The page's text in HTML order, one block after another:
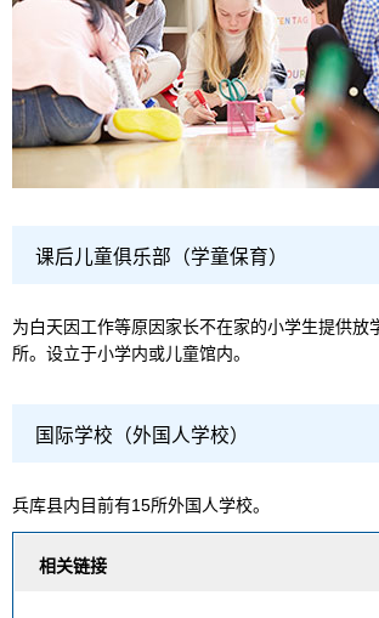
课后儿童俱乐部（学童保育）
为白天因工作等原因家长不在家的小学生提供放
所。设立于小学内或儿童馆内。
国际学校（外国人学校）
兵库县内目前有15所外国人学校。
相关链接